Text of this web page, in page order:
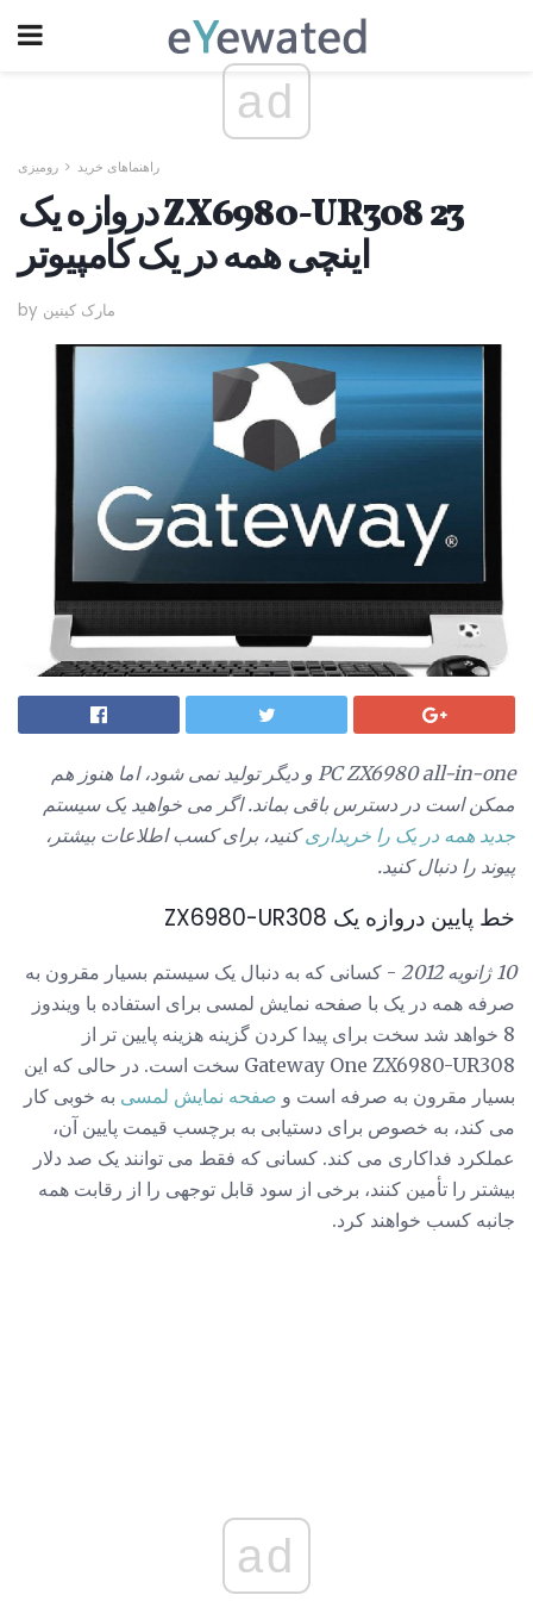
ad
راهنماهای خرید رومیزی
دروازه یک ZX6980-UR308 23
اینچی همه در یک کامپیوتر
by مارک کینین
PC ZX6980 all-in-one و دیگر تولید نمی شود، اما هنوز هم
ممکن است در دسترس باقی بماند. اگر می خواهید یک سیستم
جدید همه در یک را خریداریکنید، برای کسب اطلاعات بیشتر،
پیوند را دنبال کنید.
خط پایین دروازه یک ZX6980-UR308
10 ژانویه 2012
- کسانی که به دنبال یک سیستم بسیار مقرون به
صرفه همه در یک با صفحه نمایش لمسی برای استفاده با ویندوز
8 خواهد شد سخت برای پیدا کردن گزینه هزینه پایین تر از
Gateway One ZX6980-UR308 سخت است. در حالی که این
بسیار مقرون به صرفه است و صفحه نمایش لمسی به خوبی کار
می کند، به خصوص برای دستیابی به برچسب قیمت پایین آن،
عملکرد فداکاری می کند. کسانی که فقط می توانند یک صد دلار
بیشتر را تأمین کنند، برخی از سود قابل توجهی را از رقابت همه
جانبه کسب خواهند کرد.
ad